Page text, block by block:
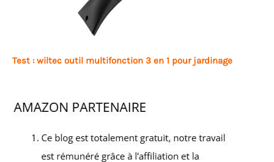
Test : wiltec outil multifonction 3 en 1 pour jardinage